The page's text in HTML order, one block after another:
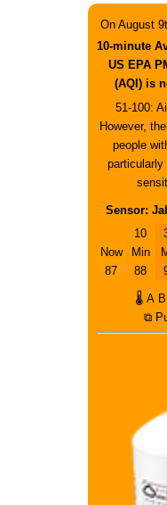
On August
10-minute
US EPA
(AQI) is
51-100:
However,
people
particularly
Sensor:
Now
87
10
Min
88
🌡 A B
⧉